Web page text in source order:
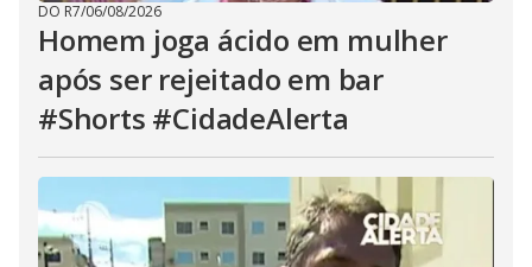
DO R7/06/08/2026
Homem joga ácido em mulher
após ser rejeitado em bar
#Shorts #CidadeAlerta